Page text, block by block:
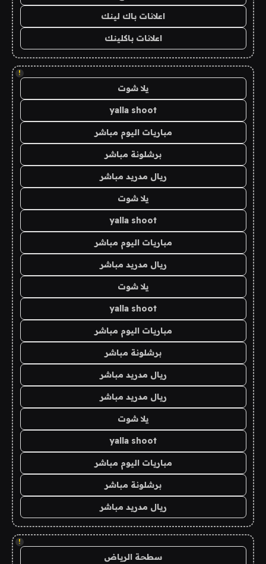
اعلانات باك لينك
اعلانات باكلينك
!
يلا شوت
yalla shoot
مباريات اليوم مباشر
برشلونة مباشر
ريال مدريد مباشر
يلا شوت
yalla shoot
مباريات اليوم مباشر
ريال مدريد مباشر
يلا شوت
yalla shoot
مباريات اليوم مباشر
برشلونة مباشر
ريال مدريد مباشر
ريال مدريد مباشر
يلا شوت
yalla shoot
مباريات اليوم مباشر
برشلونة مباشر
ريال مدريد مباشر
!
سطحة الرياض